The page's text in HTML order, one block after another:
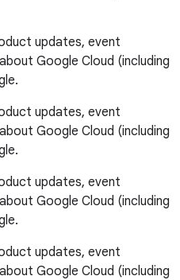
updates, event
Google Cloud (including
updates, event
Google Cloud (including
updates, event
Google Cloud (including
updates, event
Google Cloud (including